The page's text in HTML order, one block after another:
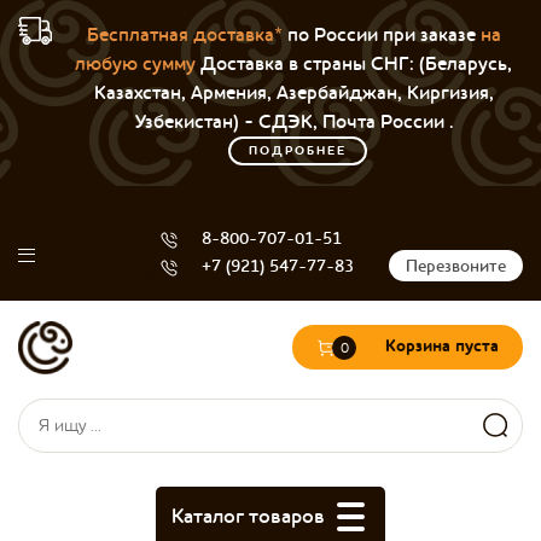
Бесплатная доставка*по России при заказе на
любую суммуДоставка в страны СНГ: (Беларусь,
Казахстан, Армения, Азербайджан, Киргизия,
Узбекистан) - СДЭК, Почта России .
ПОДРОБНЕЕ
8-800-707-01-51
+7 (921) 547-77-83
Перезвоните
Форма поиска
Поиск
0 Корзина пуста
Каталог товаров